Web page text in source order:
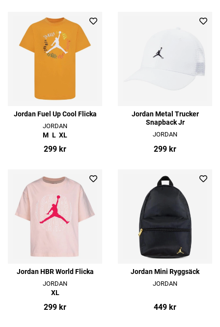
Jordan Fuel Up Cool Flicka
JORDAN
M L XL
299 kr
Jordan Metal Trucker
Snapback Jr
JORDAN
299 kr
Jordan HBR World Flicka
JORDAN
XL
299 kr
Jordan Mini Ryggsäck
JORDAN
449 kr